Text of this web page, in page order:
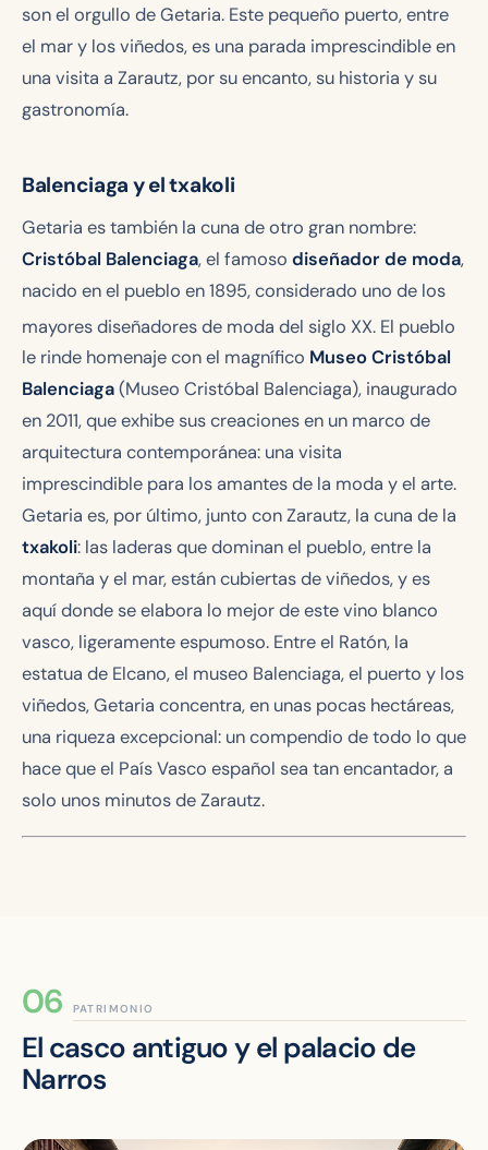
son el orgullo de Getaria. Este pequeño puerto, entre
el mar y los viñedos, es una parada imprescindible en
una visita a Zarautz, por su encanto, su historia y su
gastronomía.
Balenciaga y el txakoli
Getaria es también la cuna de otro gran nombre:
Cristóbal Balenciaga, el famoso diseñador de moda,
nacido en el pueblo en 1895, considerado uno de los
mayores diseñadores de moda del siglo XX. El pueblo
le rinde homenaje con el magnífico Museo Cristóbal
Balenciaga(Museo Cristóbal Balenciaga), inaugurado
en 2011, que exhibe sus creaciones en un marco de
arquitectura contemporánea: una visita
imprescindible para los amantes de la moda y el arte.
Getaria es, por último, junto con Zarautz, la cuna de la
txakoli: las laderas que dominan el pueblo, entre la
montaña y el mar, están cubiertas de viñedos, y es
aquí donde se elabora lo mejor de este vino blanco
vasco, ligeramente espumoso. Entre el Ratón, la
estatua de Elcano, el museo Balenciaga, el puerto y los
viñedos, Getaria concentra, en unas pocas hectáreas,
una riqueza excepcional: un compendio de todo lo que
hace que el País Vasco español sea tan encantador, a
solo unos minutos de Zarautz.
PATRIMONIO
El casco antiguo y el palacio de
Narros